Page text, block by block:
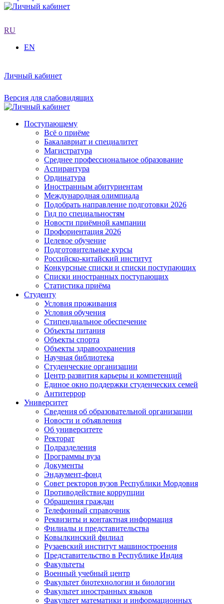
RU
EN
Личный кабинет
Версия для слабовидящих
Поступающему
Всё о приёме
Бакалавриат и специалитет
Магистратура
Среднее профессиональное образование
Аспирантура
Ординатура
Иностранным абитуриентам
Международная олимпиада
Подобрать направление подготовки 2026
Гид по специальностям
Новости приёмной кампании
Профориентация 2026
Целевое обучение
Подготовительные курсы
Российско-китайский институт
Конкурсные списки и списки поступающих
Списки иностранных поступающих
Статистика приёма
Студенту
Условия проживания
Условия обучения
Стипендиальное обеспечение
Объекты питания
Объекты спорта
Объекты здравоохранения
Научная библиотека
Студенческие организации
Центр развития карьеры и компетенций
Единое окно поддержки студенческих семей
Антитеррор
Университет
Сведения об образовательной организации
Новости и объявления
Об университете
Ректорат
Подразделения
Программы вуза
Документы
Эндаумент-фонд
Совет ректоров вузов Республики Мордовия
Противодействие коррупции
Обращения граждан
Телефонный справочник
Реквизиты и контактная информация
Филиалы и представительства
Ковылкинский филиал
Рузаевский институт машиностроения
Представительство в Республике Индия
Факультеты
Военный учебный центр
Факультет биотехнологии и биологии
Факультет иностранных языков
Факультет математики и информационных